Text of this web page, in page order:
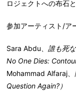
ロジェクトへの布石
参加アーティスト/ア
Sara Abdu 、誰も死
No One Dies:
Mohammad Alfaraj
Question Again? ）